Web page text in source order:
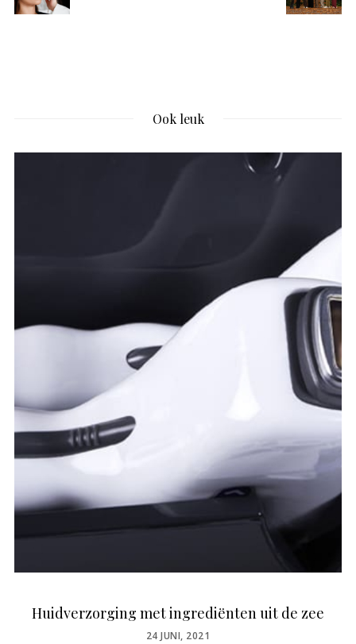
Ook leuk
Huidverzorging met ingrediënten uit de zee
POSTED
24 JUNI, 2021